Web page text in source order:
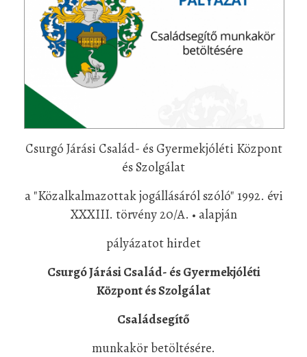
Csurgó Járási Család- és Gyermekjóléti Központ
és Szolgálat
a "Közalkalmazottak jogállásáról szóló" 1992. évi
XXXIII. törvény 20/A. • alapján
pályázatot hirdet
Csurgó Járási Család- és Gyermekjóléti
Központ és Szolgálat
Családsegítő
munkakör betöltésére.